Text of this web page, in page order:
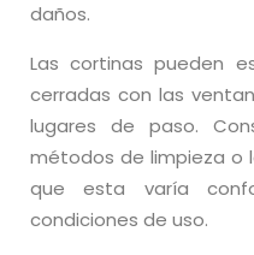
daños.
Las cortinas pueden
cerradas con las
lugares de paso.
métodos de limpieza o
que esta varía
condiciones de uso.